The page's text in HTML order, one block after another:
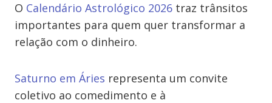
O Calendário Astrológico 2026 traz trânsitos
importantes para quem quer transformar a
relação com o dinheiro.
Saturno em Áries representa um convite
coletivo ao comedimento e à